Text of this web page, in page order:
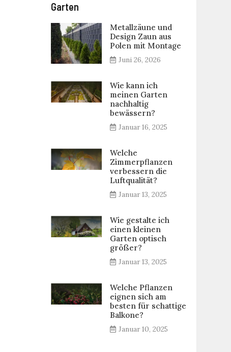
Garten
Metallzäune und
Design Zaun aus
Polen mit Montage
Juni 26, 2026
Wie kann ich
meinen Garten
nachhaltig
bewässern?
Januar 16, 2025
Welche
Zimmerpflanzen
verbessern die
Luftqualität?
Januar 13, 2025
Wie gestalte ich
einen kleinen
Garten optisch
größer?
Januar 13, 2025
Welche Pflanzen
eignen sich am
besten für schattige
Balkone?
Januar 10, 2025